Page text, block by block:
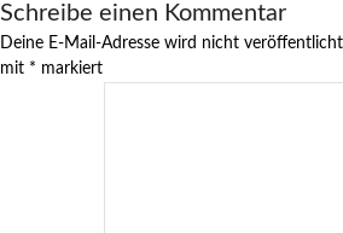
Schreibe einen Kommentar
Deine E-Mail-Adresse wird nicht
mit * markiert